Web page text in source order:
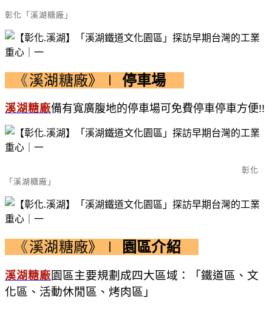
彰化「溪湖糖廠」
《溪湖糖廠》∣ 停車場
溪湖糖廠備有寬廣腹地的停車場可免費停車停車方便!!
彰化
「溪湖糖廠」
《溪湖糖廠》∣ 園區介紹
溪湖糖廠 園區主要規劃成四大區域：「鐵道區、文
化區、活動休閒區、烤肉區」